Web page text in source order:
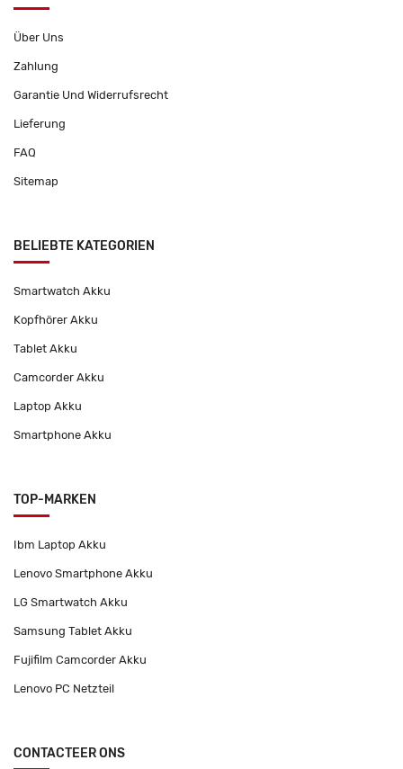
Über Uns
Zahlung
Garantie Und Widerrufsrecht
Lieferung
FAQ
Sitemap
BELIEBTE KATEGORIEN
Smartwatch Akku
Kopfhörer Akku
Tablet Akku
Camcorder Akku
Laptop Akku
Smartphone Akku
TOP-MARKEN
Ibm Laptop Akku
Lenovo Smartphone Akku
LG Smartwatch Akku
Samsung Tablet Akku
Fujifilm Camcorder Akku
Lenovo PC Netzteil
CONTACTEER ONS